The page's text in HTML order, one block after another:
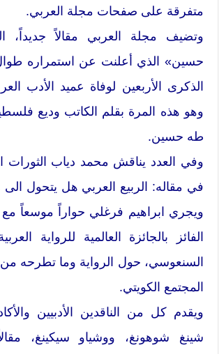
متفرقة على صفحات مجلة العربي.
وتضيف مجلة العربي مقالاً
حسين» الذي أعلنت عن استمراره
الذكرى الأربعين لوفاة عميد الأدب
وهو هذه المرة بقلم الكاتب وديع
طه حسين.
وفي العدد يناقش محمد دياب الثورات
في مقاله: الربيع العربي هل يتحول الى
ويجري ابراهيم فرغلي حواراً موسعاً مع
الفائز بالجائزة العالمية للرواية
السنعوسي، حول الرواية وما تطرحه
المجتمع الكويتي.
ويقدم كل من الناقدين الأدبيين
شينغ شوهونغ، ووشياو سيكينغ،